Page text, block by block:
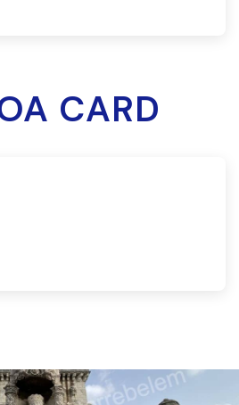
CARD